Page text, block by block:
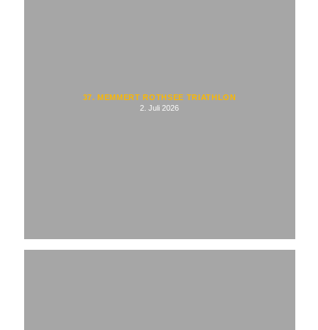
37. MEMMERT ROTHSEE TRIATHLON
2. Juli 2026